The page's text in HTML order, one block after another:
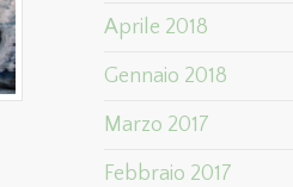
Aprile 2018
Gennaio 2018
Marzo 2017
Febbraio 2017